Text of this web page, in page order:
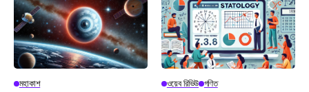
মহাকাশ ওয়েব রিভিউ গণিত